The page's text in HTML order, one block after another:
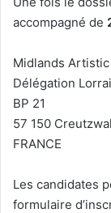
accompagné de
Midlands Artistic
Délégation
BP 21
57 150
FRANCE
Les candidates
formulaire